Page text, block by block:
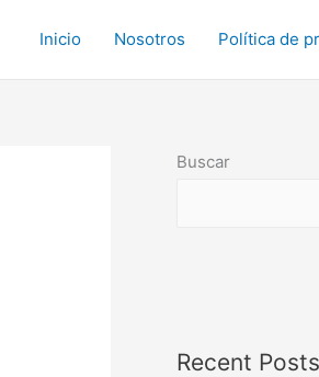
Inicio Nosotros Política de
Buscar
Recent Posts